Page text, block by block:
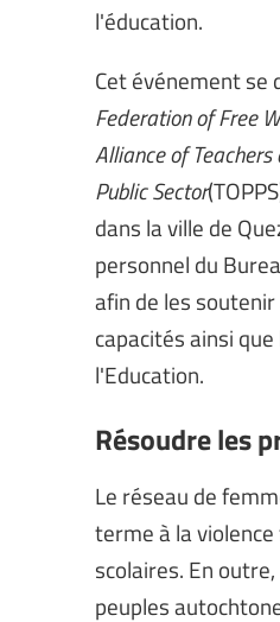
l'éducation.
Cet événement se
Federation of Free
Alliance of
Public Sector
dans la ville de
personnel du
afin de les
capacités ainsi
l'Education.
Résoudre les
Le réseau de
terme à la
scolaires. En
peuples